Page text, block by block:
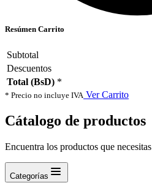
Resúmen Carrito
Subtotal
Descuentos
Total (BsD) *
* Precio no incluye IVA Ver Carrito
Cátalogo de productos
Encuentra los productos que necesitas
Categorías